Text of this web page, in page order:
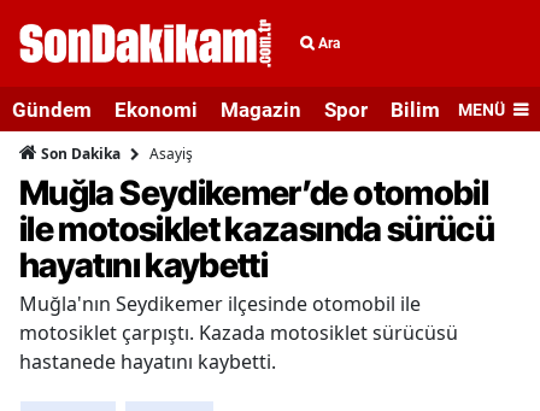
Ara
Gündem Ekonomi Magazin Spor Bilim veMENÜ
Son Dakika Asayiş
Muğla Seydikemer’de otomobil
ile motosiklet kazasında sürücü
hayatını kaybetti
Muğla'nın Seydikemer ilçesinde otomobil ile
motosiklet çarpıştı. Kazada motosiklet sürücüsü
hastanede hayatını kaybetti.